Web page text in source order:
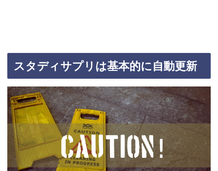
スタディサプリは基本的に自動更新